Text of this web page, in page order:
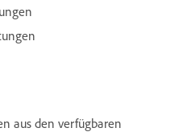
aus den verfügbaren